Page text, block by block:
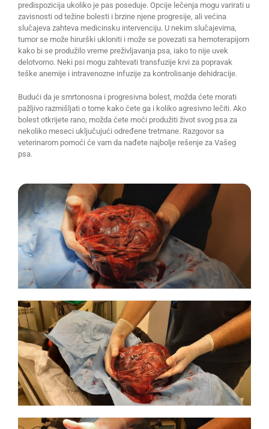
predispozicija ukoliko je pas poseduje. Opcije lečenja mogu varirati u
zavisnosti od težine bolesti i brzine njene progresije, ali većina
slučajeva zahteva medicinsku intervenciju. U nekim slučajevima,
tumor se može hirurški ukloniti i može se povezati sa hemoterapijom
kako bi se produžilo vreme preživljavanja psa, iako to nije uvek
delotvorno. Neki psi mogu zahtevati transfuzije krvi za popravak
teške anemije i intravenozne infuzije za kontrolisanje dehidracije.
Budući da je smrtonosna i progresivna bolest, možda ćete morati
pažljivo razmišljati o tome kako ćete ga i koliko agresivno lečiti. Ako
bolest otkrijete rano, možda ćete moći produžiti život svog psa za
nekoliko meseci uključujući određene tretmane. Razgovor sa
veterinarom pomoći će vam da nađete najbolje rešenje za Vašeg
psa.